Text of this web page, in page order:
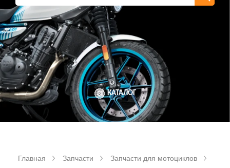
КАТАЛОГ
Главная Запчасти Запчасти для мотоциклов